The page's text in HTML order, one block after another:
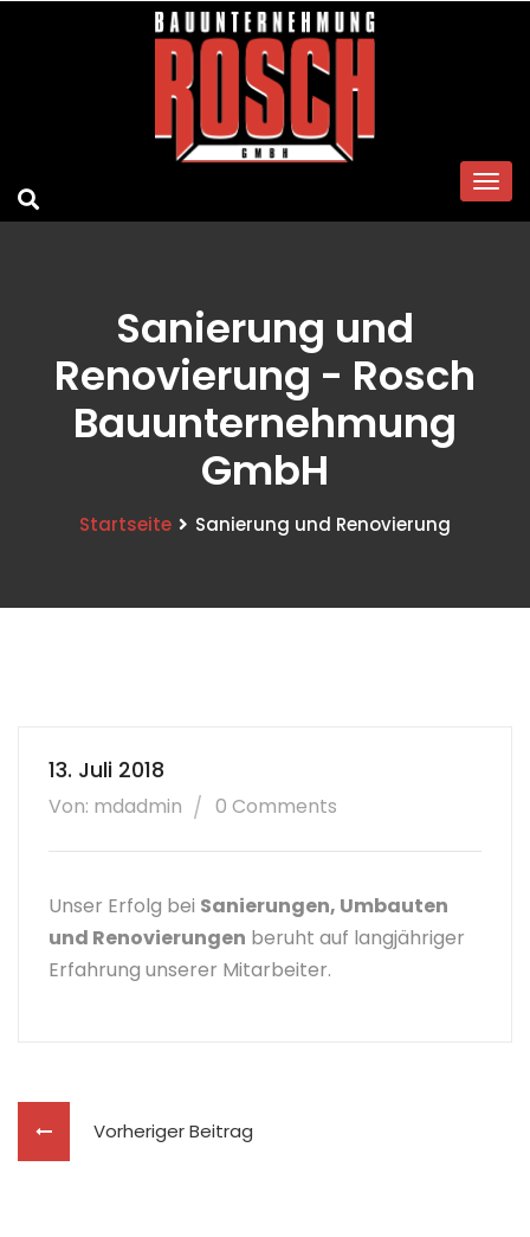
Sanierung und
Renovierung - Rosch
Bauunternehmung
GmbH
Startseite Sanierung und Renovierung
13. Juli 2018
Von: mdadmin 0 Comments
Unser Erfolg bei Sanierungen, Umbauten
und Renovierungen beruht auf langjähriger
Erfahrung unserer Mitarbeiter.
Vorheriger Beitrag